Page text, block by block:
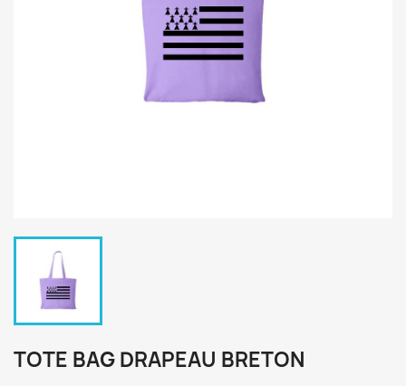
TOTE BAG DRAPEAU BRETON